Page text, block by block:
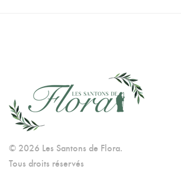
© 2026 Les Santons de Flora.
Tous droits réservés